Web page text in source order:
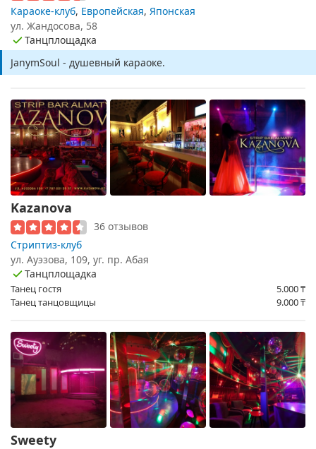
Караоке-клуб, Европейская, Японская
ул. Жандосова, 58
Танцплощадка
JanymSoul - душевный караоке.
Kazanova
36 отзывов
Стриптиз-клуб
ул. Ауэзова, 109, уг. пр. Абая
Танцплощадка
Танец гостя 5.000₸
Танец танцовщицы
9.000₸
Sweety